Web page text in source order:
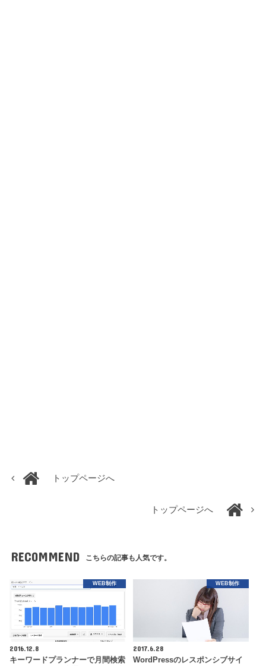
トップページへ
トップページへ
RECOMMEND こちらの記事も人気です。
WEB制作
2016.12.8
キーワードプランナーで月間検索
WEB制作
2017.6.28
WordPressのレスポンシブサイ